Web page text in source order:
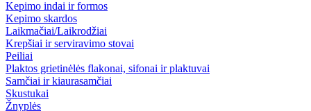
Kepimo indai ir formos
Kepimo skardos
Laikmačiai/Laikrodžiai
Krepšiai ir serviravimo stovai
Peiliai
Plaktos grietinėlės flakonai, sifonai ir plaktuvai
Samčiai ir kiaurasamčiai
Skustukai
Žnyplės